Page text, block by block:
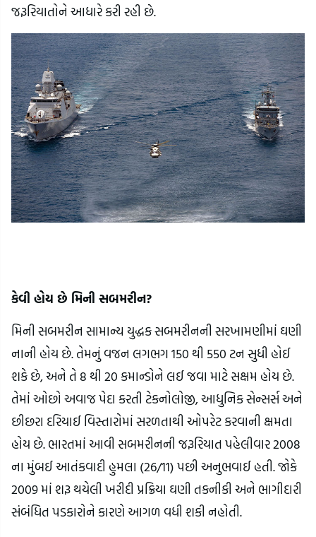
જરૂરિયાતોને આધારે કરી રહી છે.
કેવી હોય છે મિની સબમરીન?
મિની સબમરીન સામાન્ય યુદ્ધક સબમરીનની સરખામણીમાં ઘણી
નાની હોય છે. તેમનું વજન લગભગ 150 થી 550 ટન સુધી હોઈ
શકે છે, અને તે 8 થી 20 કમાન્ડોને લઈ જવા માટે સક્ષમ હોય છે.
તેમાં ઓછો અવાજ પેદા કરતી ટેકનોલોજી, આધુનિક સેન્સર્સ અને
છીછરા દરિયાઈ વિસ્તારોમાં સરળતાથી ઓપરેટ કરવાની ક્ષમતા
હોય છે. ભારતમાં આવી સબમરીનની જરૂરિયાત પહેલીવાર 2008
ના મુંબઈ આતંકવાદી હુમલા (26/11) પછી અનુભવાઈ હતી. જોકે
2009 માં શરૂ થયેલી ખરીદી પ્રક્રિયા ઘણી તકનીકી અને ભાગીદારી
સંબંધિત પડકારોને કારણે આગળ વધી શકી નહોતી.